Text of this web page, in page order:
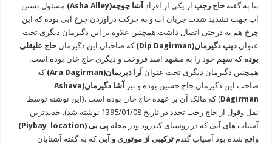
بنا به گفتهحاج رجب از یکی از افراد آشا چوچه(Asha Alley)
مسئول بستن
آب جهت تشدید شدت جریان آب و به حرکت درآوردن چرخ آبی بوده که این
چرخ هم به درختی اتصال داشت.همچنین علاوه بر این دگیرمان دیگری تحت
عنواندیپ دگیرمان(Dip Dagirman) که صاحبان این دگیرمانحاج علیقلی
بوده که سهم خود را به مشهد اسد فروخت و دیگری حاج خان بوده است.
همچنین دگیرمان دیگری تحت عنوان آرا دیریمان(Ara Dagirman)
که
صاحب این دگیرمان حاج حسین بوده و نیز
آشا دگیرمان(Ashava
Dagirman) که مالک آن بر عهده حاج خان بوده است .(این نوشته توسط
نقل وقول از حاج رجب تجدد در تاریخ 1395/01/08 نوشته شد). جدیدترین
آسیاب های آبی که در روستای کندرود ودر محله پی بی (Piybay location)
واقع شده بود آسیاب گندمترکیبی از موتوری و آبیکه به گفته آشنایان